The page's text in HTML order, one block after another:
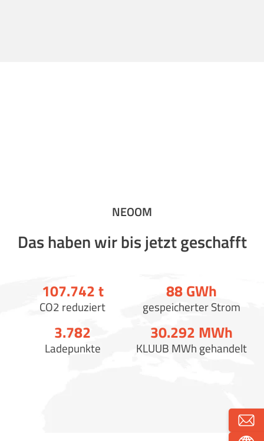
NEOOM
Das haben wir bis jetzt geschafft
107.750t
CO2 reduziert
88GWh
gespeicherter Strom
3.790
Ladepunkte
30.300 MWh
KLUUB MWh gehandelt